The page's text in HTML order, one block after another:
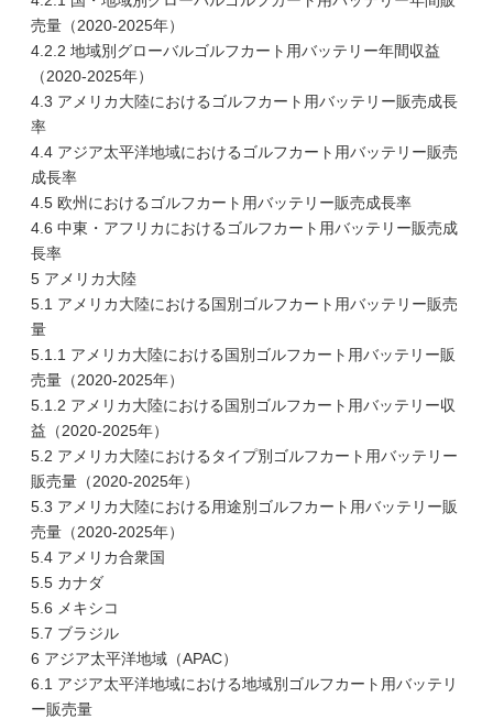
売量（2020-2025年）
4.2.2 地域別グローバルゴルフカート用バッテリー年間収益
（2020-2025年）
4.3 アメリカ大陸におけるゴルフカート用バッテリー販売成長
率
4.4 アジア太平洋地域におけるゴルフカート用バッテリー販売
成長率
4.5 欧州におけるゴルフカート用バッテリー販売成長率
4.6 中東・アフリカにおけるゴルフカート用バッテリー販売成
長率
5 アメリカ大陸
5.1 アメリカ大陸における国別ゴルフカート用バッテリー販売
量
5.1.1 アメリカ大陸における国別ゴルフカート用バッテリー販
売量（2020-2025年）
5.1.2 アメリカ大陸における国別ゴルフカート用バッテリー収
益（2020-2025年）
5.2 アメリカ大陸におけるタイプ別ゴルフカート用バッテリー
販売量（2020-2025年）
5.3 アメリカ大陸における用途別ゴルフカート用バッテリー販
売量（2020-2025年）
5.4 アメリカ合衆国
5.5 カナダ
5.6 メキシコ
5.7 ブラジル
6 アジア太平洋地域（APAC）
6.1 アジア太平洋地域における地域別ゴルフカート用バッテリ
ー販売量